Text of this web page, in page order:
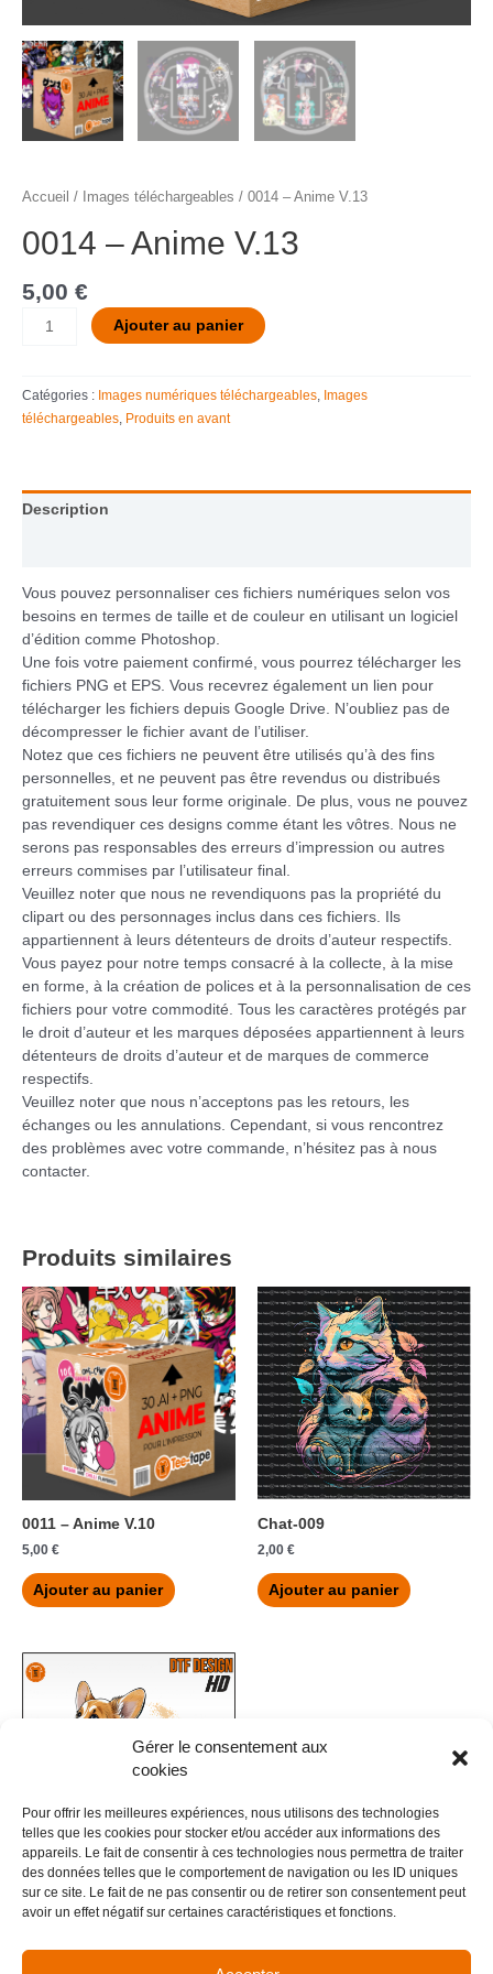
Gérer le consentement aux
cookies
Pour offrir les meilleures expériences, nous utilisons des technologies
telles que les cookies pour stocker et/ou accéder aux informations des
appareils. Le fait de consentir à ces technologies nous permettra de traiter
des données telles que le comportement de navigation ou les ID uniques
sur ce site. Le fait de ne pas consentir ou de retirer son consentement peut
avoir un effet négatif sur certaines caractéristiques et fonctions.
Accueil / Images téléchargeables / 0014 – Anime V.13
0014 – Anime V.13
5,00 €
Ajouter au panier
Catégories : Images numériques téléchargeables Images
téléchargeables Produits en avant
Description
Vous pouvez personnaliser ces fichiers numériques selon vos
besoins en termes de taille et de couleur en utilisant un logiciel
d’édition comme Photoshop.
Une fois votre paiement confirmé, vous pourrez télécharger les
fichiers PNG et EPS. Vous recevrez également un lien pour
télécharger les fichiers depuis Google Drive. N’oubliez pas de
décompresser le fichier avant de l’utiliser.
Notez que ces fichiers ne peuvent être utilisés qu’à des fins
personnelles, et ne peuvent pas être revendus ou distribués
gratuitement sous leur forme originale. De plus, vous ne pouvez
pas revendiquer ces designs comme étant les vôtres. Nous ne
serons pas responsables des erreurs d’impression ou autres
erreurs commises par l’utilisateur final.
Veuillez noter que nous ne revendiquons pas la propriété du
clipart ou des personnages inclus dans ces fichiers. Ils
appartiennent à leurs détenteurs de droits d’auteur respectifs.
Vous payez pour notre temps consacré à la collecte, à la mise
en forme, à la création de polices et à la personnalisation de ces
fichiers pour votre commodité. Tous les caractères protégés par
le droit d’auteur et les marques déposées appartiennent à leurs
détenteurs de droits d’auteur et de marques de commerce
respectifs.
Veuillez noter que nous n’acceptons pas les retours, les
échanges ou les annulations. Cependant, si vous rencontrez
des problèmes avec votre commande, n’hésitez pas à nous
contacter.
Produits similaires
0011 – Anime V.10
5,00 €
Ajouter au panier
Chat-009
2,00 €
Ajouter au panier
Chien-06
2,00 €
Ajouter au panier